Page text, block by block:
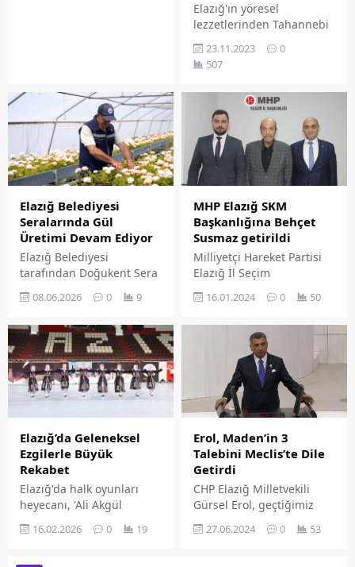
Elazığ'ın yöresel
lezzetlerinden Tahannebi
(Ternebi) Üzümü
tescillenerek coğrafi işaret
tescil belgesi aldı.
23.11.2023
0
507
Elazığ Belediyesi
Seralarında Gül
Üretimi Devam Ediyor
Elazığ Belediyesi
tarafından Doğukent Sera
çalışmalar kapsamında
elde edilen çelikler
kullanılarak yeni gül
üretimleri
gerçekleştiriliyor. Üretilen
gül çelikleri park, bahçe
ve yeşil alan
düzenlemelerinde
kullanılıyor.
08.06.2026 0 9
MHP Elazığ SKM
Başkanlığına Behçet
Susmaz getirildi
Milliyetçi Hareket Partisi
Elazığ İl Seçim
Başkanlığına Behçet
16.01.2024 0 50
Elazığ’da Geleneksel
Ezgilerle Büyük
Rekabet
Elazığ'da halk oyunları
heyecanı, 'Ali Akgül
Anısına Düzenlenen
Kulüpler ve Okullar Arası
16.02.2026 0 19
Erol, Maden’in 3
Talebini Meclis’te Dile
Getirdi
CHP Elazığ Milletvekili
Gürsel Erol, geçtiğimiz
günlerde Maden ilçesine
yaptığı ziyaret sonrası
27.06.2024 0 53